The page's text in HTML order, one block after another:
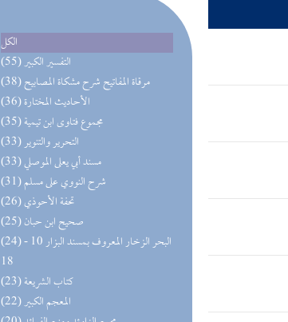
الكل
(55) التفسير الكبير
(38) مرقاة المفاتيح شرح مشكاة المصابيح
(36) الأحاديث المختارة
(35) مجموع فتاوى ابن تيمية
(33) التحرير والتنوير
(33) مسند أبي يعلى الموصلي
(31) شرح النووي على مسلم
(26) تحفة الأحوذي
(25) صحيح ابن حبان
(24) البحر الزخار المعروف بمسند البزار 10 -
18
(23) كتاب الشريعة
(22) المعجم الكبير